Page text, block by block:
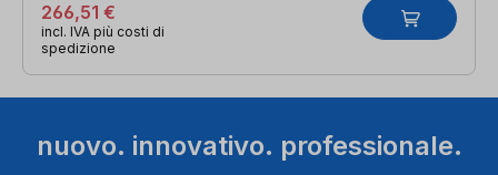
266,51 €
incl. IVA più costi di
spedizione
nuovo. innovativo. professionale.